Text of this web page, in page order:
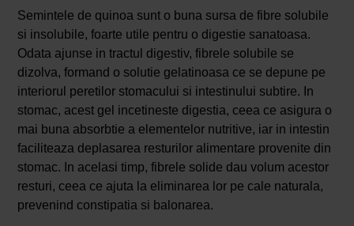
Semintele de quinoa sunt o buna sursa de fibre solubile
si insolubile, foarte utile pentru o digestie sanatoasa.
Odata ajunse in tractul digestiv, fibrele solubile se
dizolva, formand o solutie gelatinoasa ce se depune pe
interiorul peretilor stomacului si intestinului subtire. In
stomac, acest gel incetineste digestia, ceea ce asigura o
mai buna absorbtie a elementelor nutritive, iar in intestin
faciliteaza deplasarea resturilor alimentare provenite din
stomac. In acelasi timp, fibrele solide dau volum acestor
resturi, ceea ce ajuta la eliminarea lor pe cale naturala,
prevenind constipatia si balonarea.